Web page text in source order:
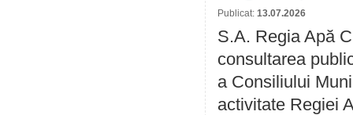
Publicat: 13.07.2026
S.A. Regia Apă
consultarea
a Consiliului
activitate Regiei